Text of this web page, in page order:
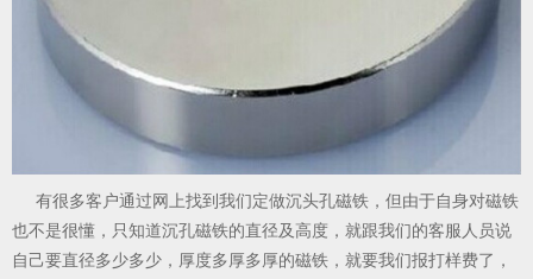
有很多客户通过网上找到我们定做沉头孔磁铁，但由于自身对磁铁
也不是很懂，只知道沉孔磁铁的直径及高度，就跟我们的客服人员说
自己要直径多少多少，厚度多厚多厚的磁铁，就要我们报打样费了，